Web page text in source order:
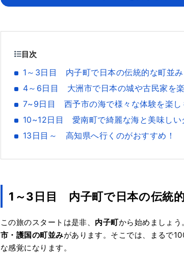
目次
1～3日目 内子町で日本の伝統的な町並み
4～6日目 大洲市で日本の城や古民家を
7~9日目 西予市の海で様々な体験を楽し
10~12日目 愛南町で綺麗な海と美味しい
13日目～ 高知県へ行くのがおすすめ！
1～3日目 内子町で日本の伝統
この旅のスタートは是非、 内子町から始めましょ
市・護国の町並みがあります。そこでは、まるで
な感覚になります。